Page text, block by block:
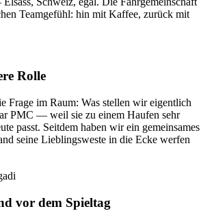
Teamgefühl: hin mit Kaffee, zurück mit
Rolle
Frage im Raum: Was stellen wir eigentlich
PMC — weil sie zu einem Haufen sehr
passt. Seitdem haben wir ein gemeinsames
seine Lieblingsweste in die Ecke werfen
vor dem Spieltag